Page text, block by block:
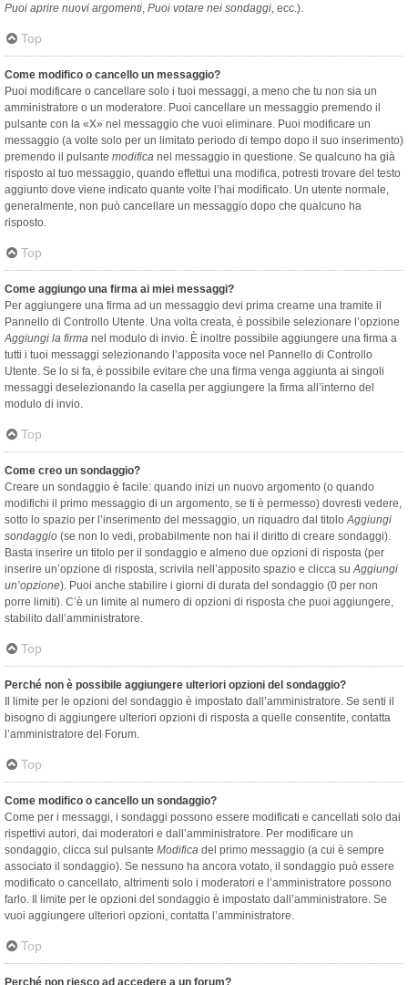
Puoi aprire nuovi argomenti, Puoi votare nei sondaggi, ecc.).
Top
Come modifico o cancello un messaggio?
Puoi modificare o cancellare solo i tuoi messaggi, a meno che tu non sia un
amministratore o un moderatore. Puoi cancellare un messaggio premendo il
pulsante con la «X» nel messaggio che vuoi eliminare. Puoi modificare un
messaggio (a volte solo per un limitato periodo di tempo dopo il suo inserimento)
premendo il pulsante modifica nel messaggio in questione. Se qualcuno ha già
risposto al tuo messaggio, quando effettui una modifica, potresti trovare del testo
aggiunto dove viene indicato quante volte l’hai modificato. Un utente normale,
generalmente, non può cancellare un messaggio dopo che qualcuno ha
risposto.
Top
Come aggiungo una firma ai miei messaggi?
Per aggiungere una firma ad un messaggio devi prima crearne una tramite il
Pannello di Controllo Utente. Una volta creata, è possibile selezionare l’opzione
Aggiungi la firma nel modulo di invio. È inoltre possibile aggiungere una firma a
tutti i tuoi messaggi selezionando l’apposita voce nel Pannello di Controllo
Utente. Se lo si fa, è possibile evitare che una firma venga aggiunta ai singoli
messaggi deselezionando la casella per aggiungere la firma all’interno del
modulo di invio.
Top
Come creo un sondaggio?
Creare un sondaggio è facile: quando inizi un nuovo argomento (o quando
modifichi il primo messaggio di un argomento, se ti è permesso) dovresti vedere,
sotto lo spazio per l’inserimento del messaggio, un riquadro dal titoloAggiungi
sondaggio (se non lo vedi, probabilmente non hai il diritto di creare sondaggi).
Basta inserire un titolo per il sondaggio e almeno due opzioni di risposta (per
inserire un’opzione di risposta, scrivila nell’apposito spazio e clicca suAggiungi
un’opzione). Puoi anche stabilire i giorni di durata del sondaggio (0 per non
porre limiti). C’è un limite al numero di opzioni di risposta che puoi aggiungere,
stabilito dall’amministratore.
Top
Perché non è possibile aggiungere ulteriori opzioni del sondaggio?
Il limite per le opzioni del sondaggio è impostato dall’amministratore. Se senti il
bisogno di aggiungere ulteriori opzioni di risposta a quelle consentite, contatta
l’amministratore del Forum.
Top
Come modifico o cancello un sondaggio?
Come per i messaggi, i sondaggi possono essere modificati e cancellati solo dai
rispettivi autori, dai moderatori e dall’amministratore. Per modificare un
sondaggio, clicca sul pulsante Modifica del primo messaggio (a cui è sempre
associato il sondaggio). Se nessuno ha ancora votato, il sondaggio può essere
modificato o cancellato, altrimenti solo i moderatori e l’amministratore possono
farlo. Il limite per le opzioni del sondaggio è impostato dall’amministratore. Se
vuoi aggiungere ulteriori opzioni, contatta l’amministratore.
Top
Perché non riesco ad accedere a un forum?